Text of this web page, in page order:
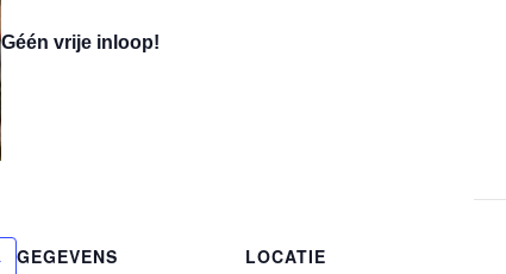
Géén vrije inloop!
GEGEVENS
LOCATIE